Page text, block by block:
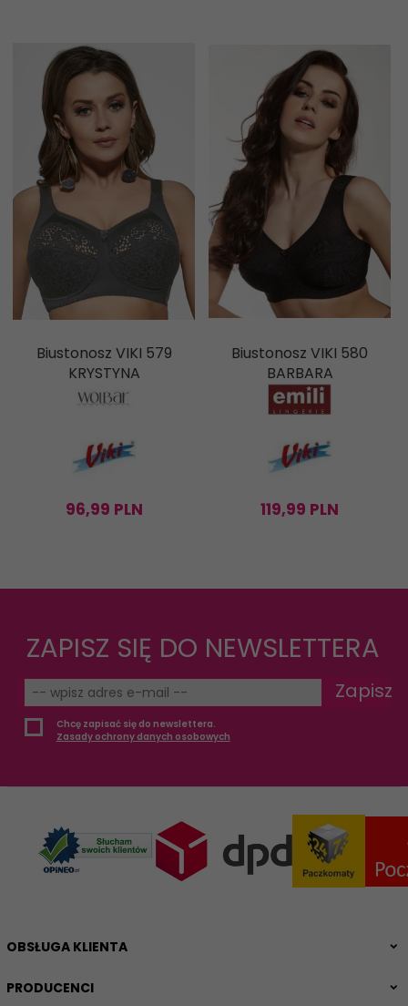
Biustonosz VIKI 579
KRYSTYNA
96,99 PLN
Biustonosz VIKI 580
BARBARA
119,99 PLN
ZAPISZ SIĘ DO NEWSLETTERA
Zapisz
Chcę zapisać się do newslettera.
Zasady ochrony danych osobowych
OBSŁUGA KLIENTA
PRODUCENCI